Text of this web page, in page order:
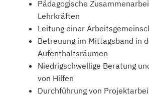
Pädagogische
Lehrkräften
Leitung einer
Betreuung im Mittagsband in
Aufenthaltsräumen
Niedrigschwellige Beratung
von Hilfen
Durchführung von